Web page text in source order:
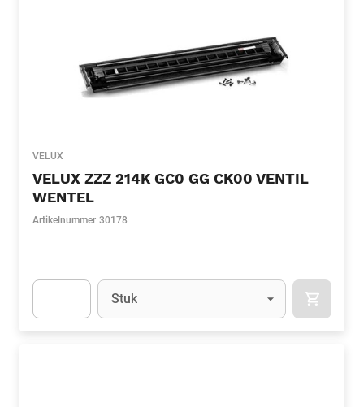
VELUX
VELUX ZZZ 214K GC0 GG CK00 VENTIL
WENTEL
Artikelnummer 30178
Eenheid
Stuk